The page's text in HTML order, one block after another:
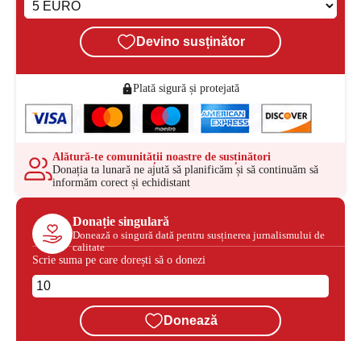
Devino susținător
Plată sigură și protejată
Alătură-te comunității noastre de susținători
Donația ta lunară ne ajută să planificăm și să continuăm să
informăm corect și echidistant
Donație singulară
Donează o singură dată pentru susținerea jurnalismului de
calitate
Scrie suma pe care dorești să o donezi
Donează